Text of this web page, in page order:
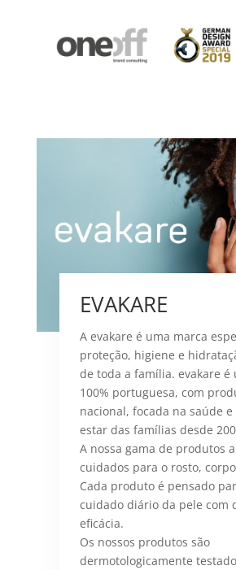
EVAKARE
A evakare é uma marca
proteção, higiene e
de toda a família. evakare é
100% portuguesa, com
nacional, focada na saúde
estar das famílias desde
A nossa gama de produtos
cuidados para o rosto,
Cada produto é pensado
cuidado diário da pele com
eficácia.
Os nossos produtos são
dermotologicamente